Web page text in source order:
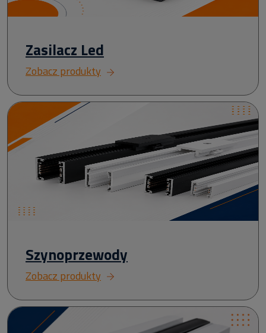
Zasilacz Led
Zobacz produkty
Szynoprzewody
Zobacz produkty